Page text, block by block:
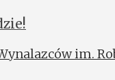
im.